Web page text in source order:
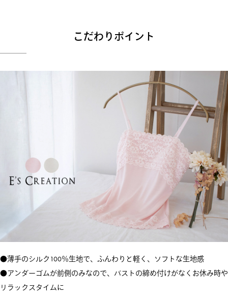
こだわりポイント
●薄手のシルク100％生地で、ふんわりと軽く、ソフトな生地感
●アンダーゴムが前側のみなので、バストの締め付けがなくお休み時や
リラックスタイムに